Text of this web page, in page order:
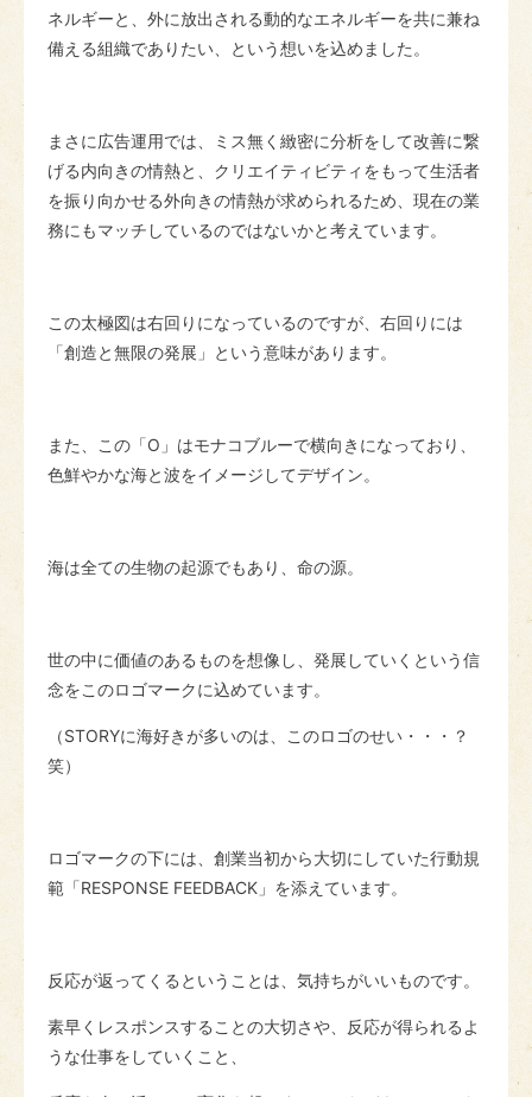
ネルギーと、外に放出される動的なエネルギーを共に兼ね
備える組織でありたい、という想いを込めました。
まさに広告運用では、ミス無く緻密に分析をして改善に繋
げる内向きの情熱と、クリエイティビティをもって生活者
を振り向かせる外向きの情熱が求められるため、現在の業
務にもマッチしているのではないかと考えています。
この太極図は右回りになっているのですが、右回りには
「創造と無限の発展」という意味があります。
また、この「O」はモナコブルーで横向きになっており、
色鮮やかな海と波をイメージしてデザイン。
海は全ての生物の起源でもあり、命の源。
世の中に価値のあるものを想像し、発展していくという信
念をこのロゴマークに込めています。
（STORYに海好きが多いのは、このロゴのせい・・・？
笑）
ロゴマークの下には、創業当初から大切にしていた行動規
範「RESPONSE FEEDBACK」を添えています。
反応が返ってくるということは、気持ちがいいものです。
素早くレスポンスすることの大切さや、反応が得られるよ
うな仕事をしていくこと、